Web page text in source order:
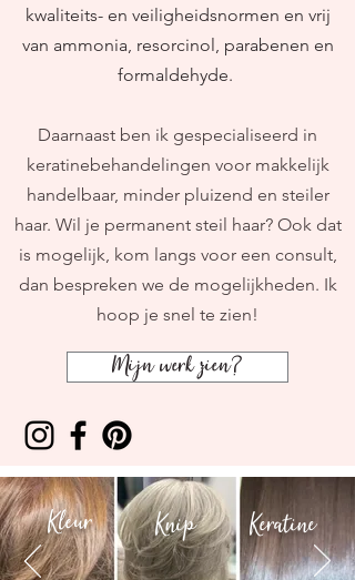
kwaliteits- en veiligheidsnormen en vrij
van ammonia, resorcinol, parabenen en
formaldehyde.
Daarnaast ben ik gespecialiseerd in
keratinebehandelingen voor makkelijk
handelbaar, minder pluizend en steiler
haar. Wil je permanent steil haar? Ook dat
is mogelijk, kom langs voor een consult,
dan bespreken we de mogelijkheden. Ik
hoop je snel te zien!
Mijn werk zien?
Kleur Knip Keratine